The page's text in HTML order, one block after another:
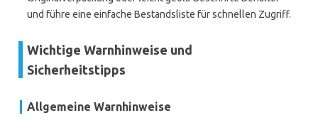
und führe eine einfache Bestandsliste für schnellen Zugriff.
Wichtige Warnhinweise und
Sicherheitstipps
Allgemeine Warnhinweise